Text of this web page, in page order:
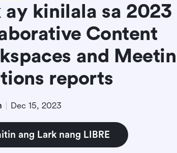
ay kinilala sa
Content
and
reports
Dec 15, 2023
ang Lark nang LIBRE